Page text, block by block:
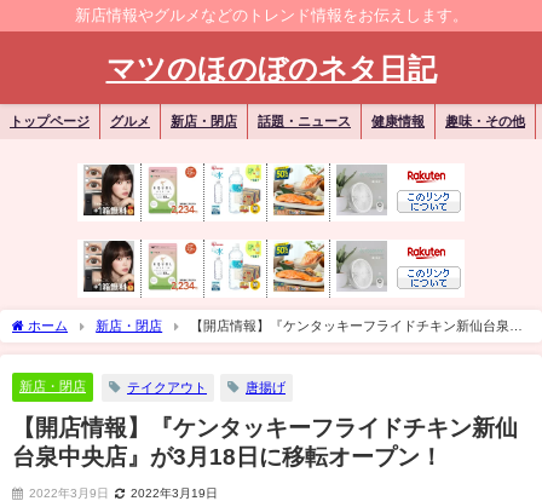
新店情報やグルメなどのトレンド情報をお伝えします。
マツのほのぼのネタ日記
トップページ グルメ 新店・閉店 話題・ニュース 健康情報 趣味・その他
ホーム 新店・閉店
【開店情報】『ケンタッキーフライドチキン新仙台泉中
央店』が3月18日に移転オープン！
新店・閉店 テイクアウト 唐揚げ
【開店情報】『ケンタッキーフライドチキン新仙
台泉中央店』が3月18日に移転オープン！
2022年3月9日 2022年3月19日